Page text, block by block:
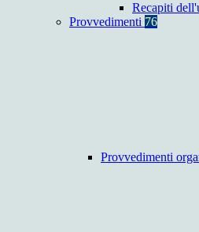
Recapiti
Provvedimenti 76
Provvedimenti